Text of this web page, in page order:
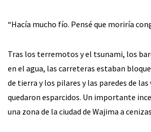
“Hacía mucho fío. Pensé que moriría
Tras los terremotos y el tsunami, los
en el agua, las carreteras estaban
de tierra y los pilares y las paredes de las
quedaron esparcidos. Un importante
una zona de la ciudad de Wajima a